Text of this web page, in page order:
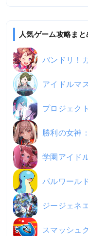
人気ゲーム攻略まと
バンドリ！
アイドルマ
プロジェク
勝利の女神
学園アイド
パルワール
ジージェネ
スマッシュ